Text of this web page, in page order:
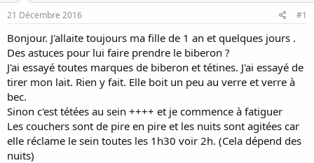
é
e
a
r
d
b
u
t
21 Décembre 2016 #1
Bonjour. J'allaite toujours ma fille de 1 an et quelques jours .
Des astuces pour lui faire prendre le biberon ?
J'ai essayé toutes marques de biberon et tétines. J'ai essayé de
tirer mon lait. Rien y fait. Elle boit un peu au verre et verre à
bec.
Sinon c'est tétées au sein ++++ et je commence à fatiguer
Les couchers sont de pire en pire et les nuits sont agitées car
elle réclame le sein toutes les 1h30 voir 2h. (Cela dépend des
nuits)